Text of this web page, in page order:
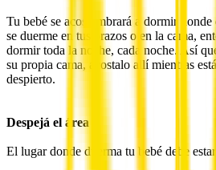
Tu bebé se acostumbrará a dormir
se duerme en tus brazos o en la cama,
dormir toda la noche, cada noche. Así
su propia cama, acostalo allí mientras
despierto.
Despejá el área
El lugar donde duerma tu bebé debe